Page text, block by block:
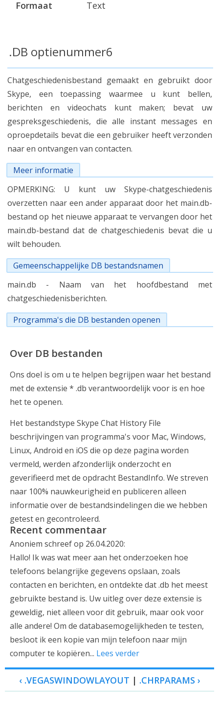
Formaat
Text
.DB optienummer6
Chatgeschiedenisbestand gemaakt en gebruikt door
Skype, een toepassing waarmee u kunt bellen,
berichten en videochats kunt maken; bevat uw
gespreksgeschiedenis, die alle instant messages en
oproepdetails bevat die een gebruiker heeft verzonden
naar en ontvangen van contacten.
Meer informatie
OPMERKING: U kunt uw Skype-chatgeschiedenis
overzetten naar een ander apparaat door het main.db-
bestand op het nieuwe apparaat te vervangen door het
main.db-bestand dat de chatgeschiedenis bevat die u
wilt behouden.
Gemeenschappelijke DB bestandsnamen
main.db - Naam van het hoofdbestand met
chatgeschiedenisberichten.
Programma's die DB bestanden openen
Over DB bestanden
Ons doel is om u te helpen begrijpen waar het bestand
met de extensie * .db verantwoordelijk voor is en hoe
het te openen.
Het bestandstype Skype Chat History File
beschrijvingen van programma's voor Mac, Windows,
Linux, Android en iOS die op deze pagina worden
vermeld, werden afzonderlijk onderzocht en
geverifieerd met de opdracht BestandInfo. We streven
naar 100% nauwkeurigheid en publiceren alleen
informatie over de bestandsindelingen die we hebben
getest en gecontroleerd.
Recent commentaar
Anoniem schreef op 26.04.2020:
Hallo! Ik was wat meer aan het onderzoeken hoe
telefoons belangrijke gegevens opslaan, zoals
contacten en berichten, en ontdekte dat .db het meest
gebruikte bestand is. Uw uitleg over deze extensie is
geweldig, niet alleen voor dit gebruik, maar ook voor
alle andere! Om de databasemogelijkheden te testen,
besloot ik een kopie van mijn telefoon naar mijn
computer te kopiëren... Lees verder
‹ .VEGASWINDOWLAYOUT | .CHRPARAMS ›